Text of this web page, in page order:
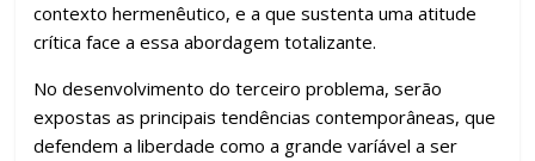
contexto hermenêutico, e a que sustenta uma atitude
crítica face a essa abordagem totalizante.
No desenvolvimento do terceiro problema, serão
expostas as principais tendências contemporâneas, que
defendem a liberdade como a grande varíável a ser